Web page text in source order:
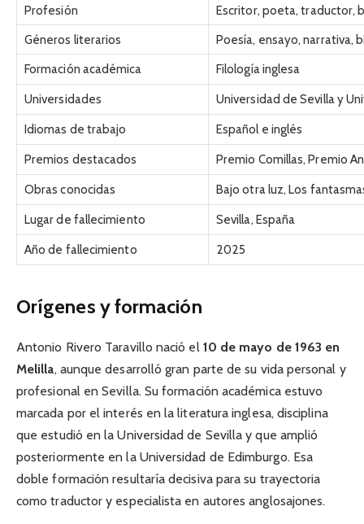
Profesión
Escritor, poeta, traductor,
Géneros literarios
Poesía, ensayo, narrativa,
Formación académica
Filología inglesa
Universidades
Universidad de Sevilla y
Idiomas de trabajo
Español e inglés
Premios destacados
Premio Comillas, Premio
Obras conocidas
Bajo otra luz, Los
Lugar de fallecimiento
Sevilla, España
Año de fallecimiento
2025
Orígenes y formación
Antonio Rivero Taravillo nació el 10 de mayo de 1963 en
Melilla, aunque desarrolló gran parte de su vida personal y
profesional en Sevilla. Su formación académica estuvo
marcada por el interés en la literatura inglesa, disciplina
que estudió en la Universidad de Sevilla y que amplió
posteriormente en la Universidad de Edimburgo. Esa
doble formación resultaría decisiva para su trayectoria
como traductor y especialista en autores anglosajones.